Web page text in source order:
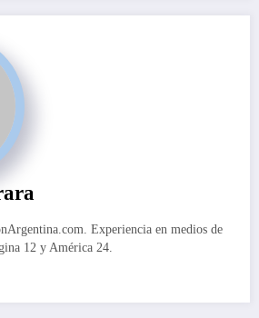
Experiencia en medios de
12 y América 24.